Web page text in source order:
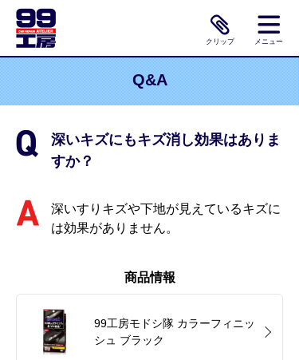
クリップ メニュー
Q&A
深いキズにもキズ消し効果はありま
すか？
深いすりキズや下地が見えているキズに
は効果がありません。
商品情報
99工房モドシ隊 カラーフィニッ
シュ ブラック